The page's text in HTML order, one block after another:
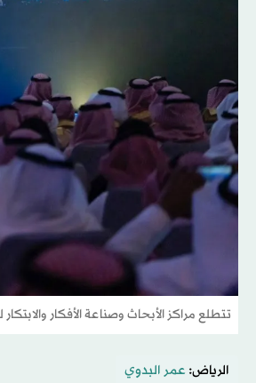
تتطلع مراكز الأبحاث وصناعة الأفكار
الرياض: عمر البدوي